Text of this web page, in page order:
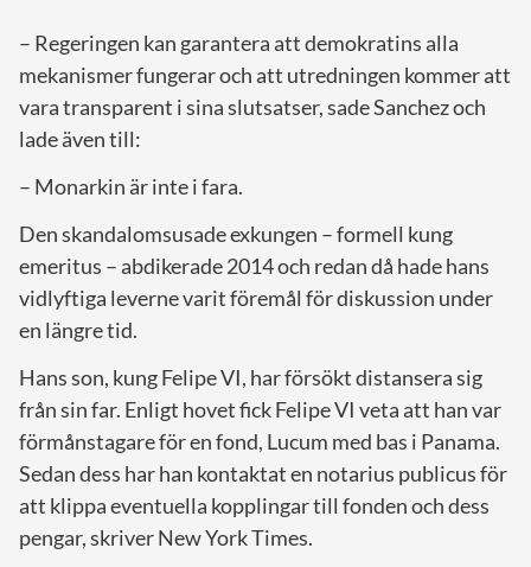
– Regeringen kan garantera att demokratins alla
mekanismer fungerar och att utredningen kommer att
vara transparent i sina slutsatser, sade Sanchez och
lade även till:
– Monarkin är inte i fara.
Den skandalomsusade exkungen – formell kung
emeritus – abdikerade 2014 och redan då hade hans
vidlyftiga leverne varit föremål för diskussion under
en längre tid.
Hans son, kung Felipe VI, har försökt distansera sig
från sin far. Enligt hovet fick Felipe VI veta att han var
förmånstagare för en fond, Lucum med bas i Panama.
Sedan dess har han kontaktat en notarius publicus för
att klippa eventuella kopplingar till fonden och dess
pengar, skriver New York Times.